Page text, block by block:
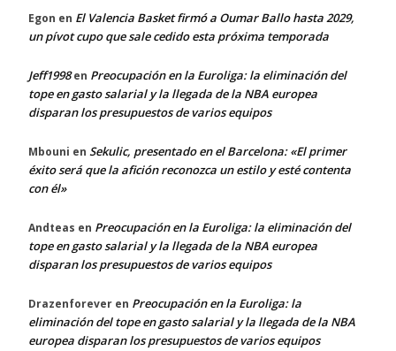
Egon en El Valencia Basket firmó a Oumar Ballo hasta 2029,
un pívot cupo que sale cedido esta próxima temporada
Jeff1998en Preocupación en la Euroliga: la eliminación del
tope en gasto salarial y la llegada de la NBA europea
disparan los presupuestos de varios equipos
Mbouni en Sekulic, presentado en el Barcelona: «El primer
éxito será que la afición reconozca un estilo y esté contenta
con él»
Andteas en Preocupación en la Euroliga: la eliminación del
tope en gasto salarial y la llegada de la NBA europea
disparan los presupuestos de varios equipos
Drazenforever en Preocupación en la Euroliga: la
eliminación del tope en gasto salarial y la llegada de la NBA
europea disparan los presupuestos de varios equipos